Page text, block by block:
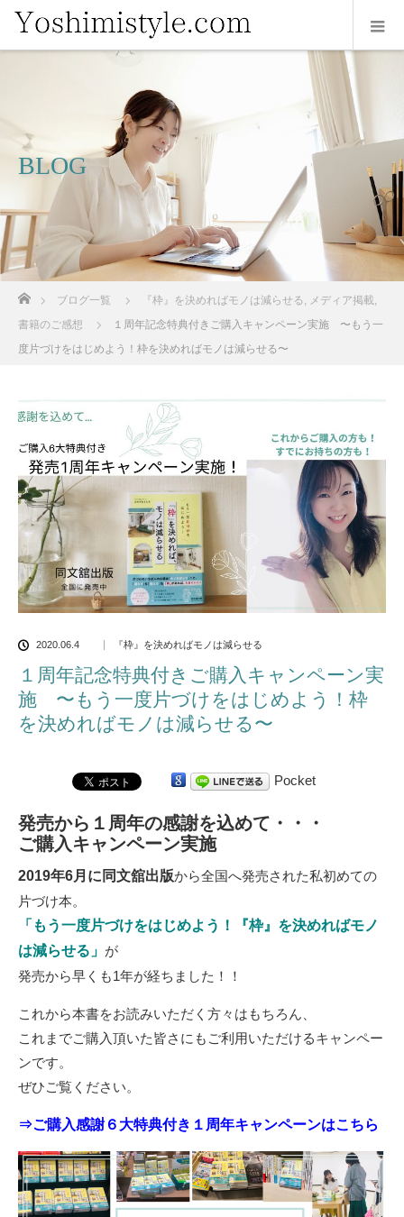
BLOG
ブログ一覧 『枠』を決めればモノは減らせる, メディア掲載,
書籍のご感想
１周年記念特典付きご購入キャンペーン実施 〜もう一
度片づけをはじめよう！枠を決めればモノは減らせる〜
2020.06.4 『枠』を決めればモノは減らせる
１周年記念特典付きご購入キャンペーン実
施 〜もう一度片づけをはじめよう！枠
を決めればモノは減らせる〜
Pocket
発売から１周年の感謝を込めて・・・
ご購入キャンペーン実施
2019年6月に同文舘出版から全国へ発売された私初めての
片づけ本。
「もう一度片づけをはじめよう！『枠』を決めればモノ
は減らせる」 が
発売から早くも1年が経ちました！！
これから本書をお読みいただく方々はもちろん、
これまでご購入頂いた皆さにもご利用いただけるキャンペー
ンです。
ぜひご覧ください。
⇒ご購入感謝６大特典付き１周年キャンペーンはこちら